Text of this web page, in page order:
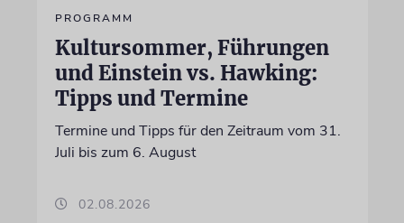
PROGRAMM
Kultursommer, Führungen
und Einstein vs. Hawking:
Tipps und Termine
Termine und Tipps für den Zeitraum vom 31.
Juli bis zum 6. August
02.08.2026